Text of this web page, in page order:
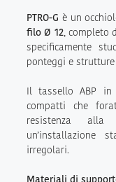
PTRO-G è un
filo Ø 12, completo
specificamente
ponteggi e
Il tassello ABP
compatti che
resistenza
un’installazione
irregolari.